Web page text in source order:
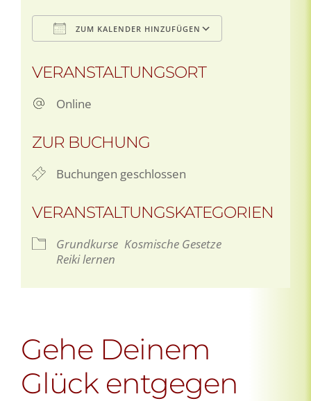
ZUM KALENDER HINZUFÜGEN
VERANSTALTUNGSORT
Online
ZUR BUCHUNG
Buchungen geschlossen
VERANSTALTUNGSKATEGORIEN
Grundkurse Kosmische Gesetze
Reiki lernen
Gehe Deinem
Glück entgegen